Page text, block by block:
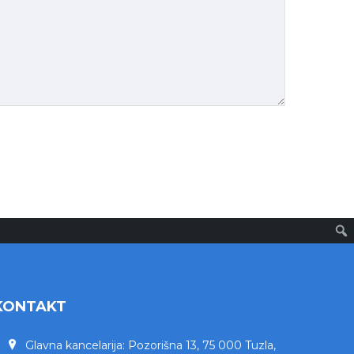
Glavna kancelarija: Pozorišna 13, 75 000 Tuzla,